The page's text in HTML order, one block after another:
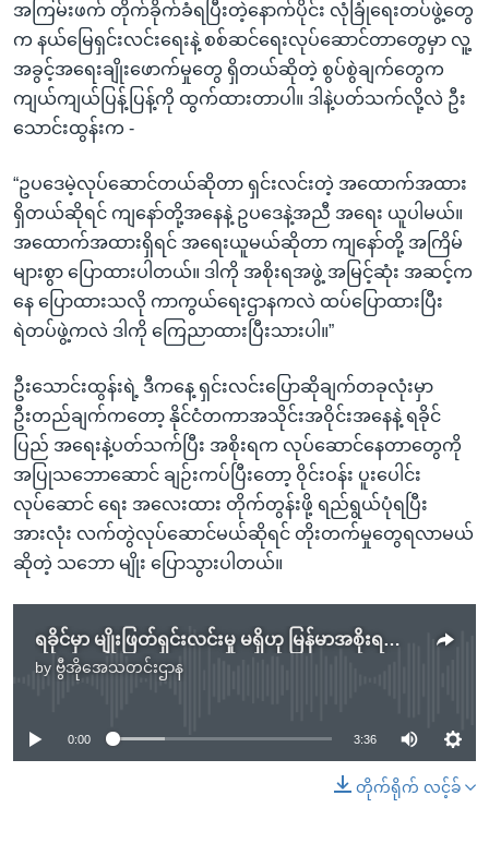
အကြမ်းဖက် တိုက်ခိုက်ခံရပြီးတဲ့နောက်ပိုင်း လုံခြုံရေးတပ်ဖွဲ့တွေ
က နယ်မြေရှင်းလင်းရေးနဲ့ စစ်ဆင်ရေးလုပ်ဆောင်တာတွေမှာ လူ့
အခွင့်အရေးချိုးဖောက်မှုတွေ ရှိတယ်ဆိုတဲ့ စွပ်စွဲချက်တွေက
ကျယ်ကျယ်ပြန့်ပြန့်ကို ထွက်ထားတာပါ။ ဒါနဲ့ပတ်သက်လို့လဲ ဦး
သောင်းထွန်းက -
“ဥပဒေမဲ့လုပ်ဆောင်တယ်ဆိုတာ ရှင်းလင်းတဲ့ အထောက်အထား
ရှိတယ်ဆိုရင် ကျနော်တို့အနေနဲ့ ဥပဒေနဲ့အညီ အရေး ယူပါမယ်။
အထောက်အထားရှိရင် အရေးယူမယ်ဆိုတာ ကျနော်တို့ အကြိမ်
များစွာ ပြောထားပါတယ်။ ဒါကို အစိုးရအဖွဲ့ အမြင့်ဆုံး အဆင့်က
နေ ပြောထားသလို ကာကွယ်ရေးဌာနကလဲ ထပ်ပြောထားပြီး
ရဲတပ်ဖွဲ့ကလဲ ဒါကို ကြေညာထားပြီးသားပါ။”
ဦးသောင်းထွန်းရဲ့ ဒီကနေ့ ရှင်းလင်းပြောဆိုချက်တခုလုံးမှာ
ဦးတည်ချက်ကတော့ နိုင်ငံတကာအသိုင်းအဝိုင်းအနေနဲ့ ရခိုင်
ပြည် အရေးနဲ့ပတ်သက်ပြီး အစိုးရက လုပ်ဆောင်နေတာတွေကို
အပြုသဘောဆောင် ချဉ်းကပ်ပြီးတော့ ဝိုင်းဝန်း ပူးပေါင်း
လုပ်ဆောင် ရေး အလေးထား တိုက်တွန်းဖို့ ရည်ရွယ်ပုံရပြီး
အားလုံး လက်တွဲလုပ်ဆောင်မယ်ဆိုရင် တိုးတက်မှုတွေရလာမယ်
ဆိုတဲ့ သဘော မျိုး ပြောသွားပါတယ်။
ရခိုင်မှာ မျိုးဖြတ်ရှင်းလင်းမှု မရှိဟု မြန်မာအစိုးရထပ်မံ ငြင်းဆို
by ဗွီအိုအေသတင်းဌာန
No media source currently available
0:00 3:36
တိုက်ရိုက် လင့်ခ်